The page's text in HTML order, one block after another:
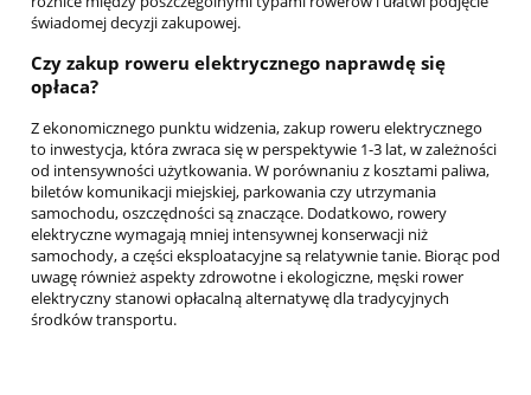
świadomej decyzji zakupowej.
Czy zakup roweru elektrycznego naprawdę się
opłaca?
Z ekonomicznego punktu widzenia, zakup roweru elektrycznego
to inwestycja, która zwraca się w perspektywie 1-3 lat, w zależności
od intensywności użytkowania. W porównaniu z kosztami paliwa,
biletów komunikacji miejskiej, parkowania czy utrzymania
samochodu, oszczędności są znaczące. Dodatkowo, rowery
elektryczne wymagają mniej intensywnej konserwacji niż
samochody, a części eksploatacyjne są relatywnie tanie. Biorąc pod
uwagę również aspekty zdrowotne i ekologiczne, męski rower
elektryczny stanowi opłacalną alternatywę dla tradycyjnych
środków transportu.